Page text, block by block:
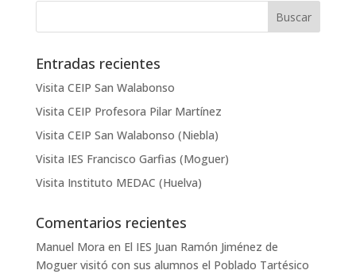
Entradas recientes
Visita CEIP San Walabonso
Visita CEIP Profesora Pilar Martínez
Visita CEIP San Walabonso (Niebla)
Visita IES Francisco Garfias (Moguer)
Visita Instituto MEDAC (Huelva)
Comentarios recientes
Manuel Mora en El IES Juan Ramón Jiménez de
Moguer visitó con sus alumnos el Poblado Tartésico